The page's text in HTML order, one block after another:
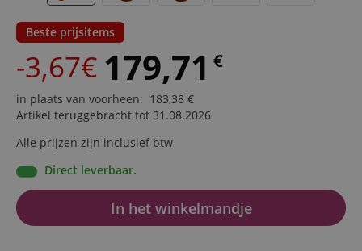
Beste prijsitems
-3,67€ 179,71 €
in plaats van voorheen: 183,38 €
Artikel teruggebracht tot 31.08.2026
Alle prijzen zijn inclusief btw
Direct leverbaar.
In het winkelmandje